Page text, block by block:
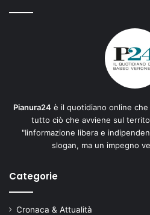
Pianura24 è il quotidiano online
tutto ciò che avviene sul
"Iinformazione libera e
slogan, ma un impegno
Categorie
Cronaca & Attualità